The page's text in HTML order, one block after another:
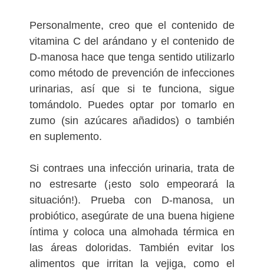
Personalmente, creo que el contenido de
vitamina C del arándano y el contenido de
D-manosa hace que tenga sentido utilizarlo
como método de prevención de infecciones
urinarias, así que si te funciona, sigue
tomándolo. Puedes optar por tomarlo en
zumo (sin azúcares añadidos) o también
en suplemento.
Si contraes una infección urinaria, trata de
no estresarte (¡esto solo empeorará la
situación!). Prueba con D-manosa, un
probiótico, asegúrate de una buena higiene
íntima y coloca una almohada térmica en
las áreas doloridas. También evitar los
alimentos que irritan la vejiga, como el